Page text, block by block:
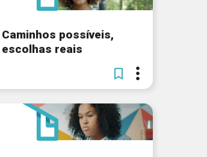
Caminhos possíveis,
escolhas reais